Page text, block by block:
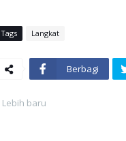
Tags Langkat
Berbagi
Lebih baru